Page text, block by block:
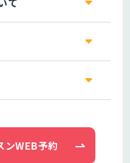
ンWEB予約